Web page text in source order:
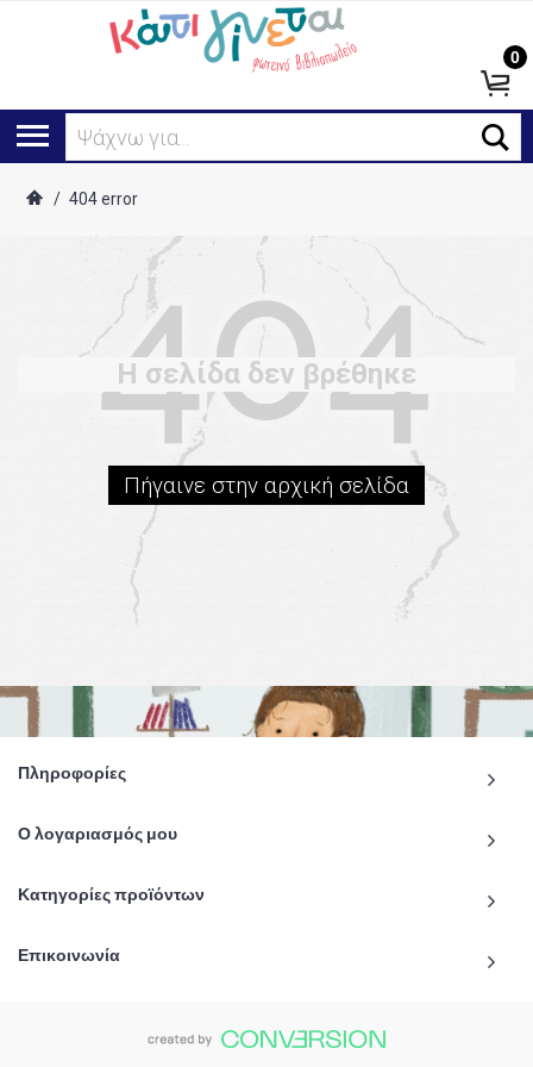
Ψάχνω για...
0
/ 404 error
Η σελίδα δεν βρέθηκε
Πήγαινε στην αρχική σελίδα
Πληροφορίες
Ο λογαριασμός μου
Κατηγορίες προϊόντων
Επικοινωνία